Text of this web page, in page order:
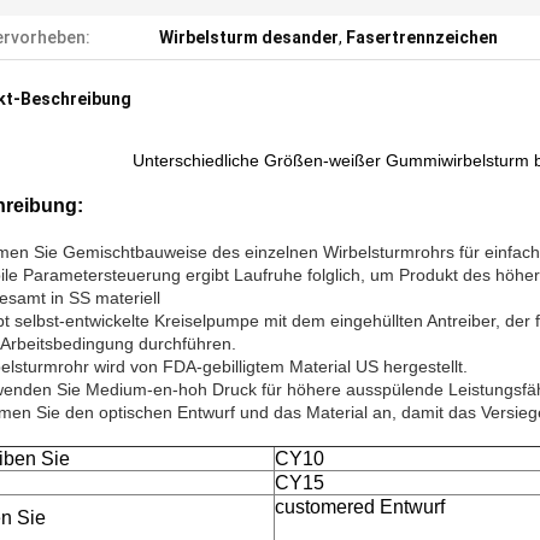
Wirbelsturm desander, Fasertrennzeichen
Beschreibung
Unterschiedliche Größen-weißer Gummiwirbelsturm
Sie Gemischtbauweise des einzelnen Wirbelsturmrohrs für
Parametersteuerung ergibt Laufruhe folglich, um Produkt des
in SS materiell
selbst-entwickelte Kreiselpumpe mit dem eingehüllten Antreiber,
durchführen.
wird von FDA-gebilligtem Material US hergestellt.
Sie Medium-en-hoh Druck für höhere ausspülende
Sie den optischen Entwurf und das Material an, damit das
Sie
CY10
CY15
Sie
customered Entwurf